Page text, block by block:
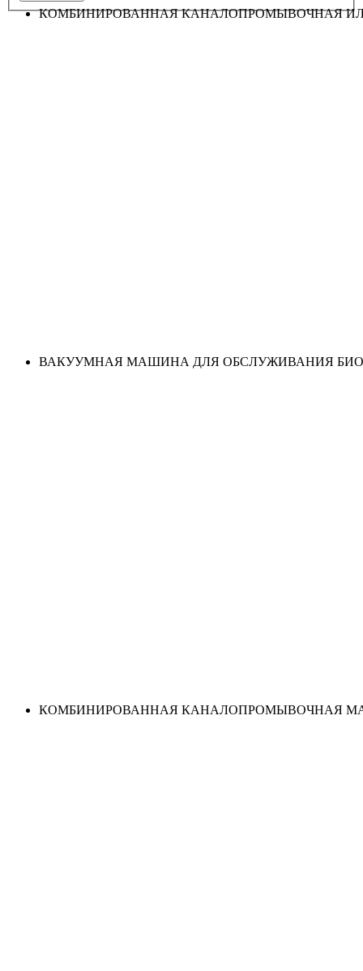
КОМБИНИРОВАННАЯ КАНАЛОПРОМЫВОЧНАЯ
ВАКУУМНАЯ МАШИНА ДЛЯ ОБСЛУЖИВАНИЯ
КОМБИНИРОВАННАЯ КАНАЛОПРОМЫВОЧНАЯ